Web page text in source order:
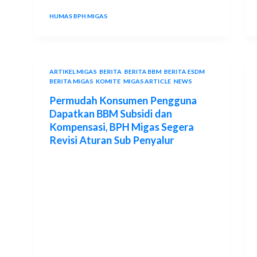
HUMAS BPH MIGAS
ARTIKEL MIGAS BERITA BERITA BBM BERITA ESDM
BERITA MIGAS KOMITE MIGAS ARTICLE NEWS
Permudah Konsumen Pengguna
Dapatkan BBM Subsidi dan
Kompensasi, BPH Migas Segera
Revisi Aturan Sub Penyalur